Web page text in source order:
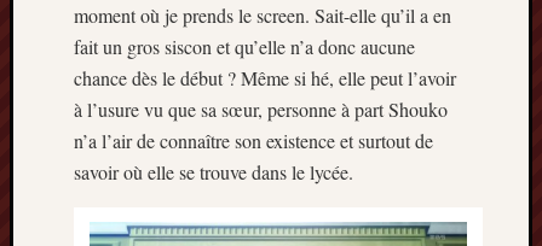
moment où je prends le screen. Sait-elle qu’il a en
fait un gros siscon et qu’elle n’a donc aucune
chance dès le début ? Même si hé, elle peut l’avoir
à l’usure vu que sa sœur, personne à part Shouko
n’a l’air de connaître son existence et surtout de
savoir où elle se trouve dans le lycée.